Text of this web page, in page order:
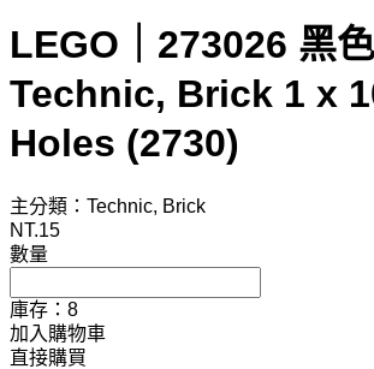
LEGO｜273026 黑色
Technic, Brick 1 x
Holes (2730)
主分類：Technic, Brick
NT.15
數量
庫存：8
加入購物車
直接購買